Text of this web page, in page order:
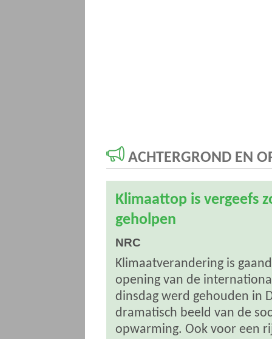
ACHTERGROND EN
Klimaattop is vergeefs
geholpen
NRC
Klimaatverandering is
opening van de
dinsdag werd gehouden in
dramatisch beeld van de
opwarming. Ook voor een